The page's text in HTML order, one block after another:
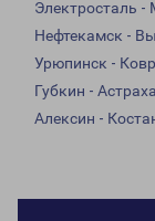
Электросталь -
Нефтекамск -
Урюпинск -
Губкин -
Алексин -